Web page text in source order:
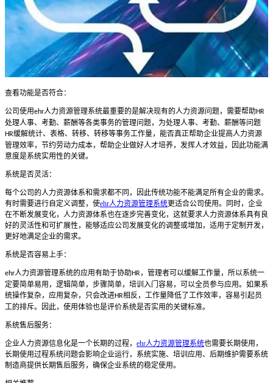
查看功能是否符合：
公司使用ehr人力资源管理系统最重要的是解决现有的人力资源问题，需要帮助HR
处理人事、考勤、薪酬等各类事务的管理问题，为处理人事、考勤、薪酬等问题
HR缓解统计、表格、转移、转移等事务工作量，能否真正帮助企业提高人力资源
管理效率，节约劳动力成本，帮助企业做好人才培养，发挥人才效益，因此功能满
意度是系统实用性的关键。
系统是否灵活：
每个公司的人力资源体系和需求都不同，因此传统功能不能满足所有企业的需求。
有时需要进行自定义调整，使ehr人力资源管理系统更适合公司使用。同时，企业
在不断发展变化，人力资源体系也在逐步完善变化，这就要求人力资源体系具有良
好的灵活性和可扩展性，能够适应公司发展变化的调整或增加，适用于定制开发，
更好地满足企业的需求。
系统是否容易上手：
ehr人力资源管理系统的应用有助于协助HR ，管理者可以缓解工作量，所以系统一
定要简单易用，逻辑简单，步骤简单，培训入门容易，可以全员参与应用。如果系
统操作复杂，应用复杂，只会改进HR相反，工作量降低了工作效率，容易引起员
工的排斥。因此，使用体验也是评价系统是否实用的关键标准。
系统售后服务：
企业人力资源信息化是一个长期的过程， ehr人力资源管理系统也需要长期使用，
长期使用过程系统问题会影响企业运行，系统实施、培训应用、后期维护需要系统
制造商提供长期售后服务，确保企业系统的稳定使用。